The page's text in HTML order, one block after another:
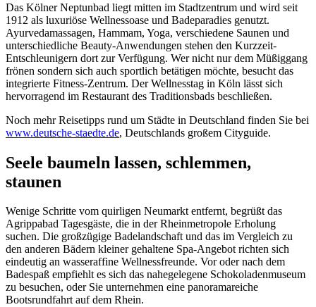
Das Kölner Neptunbad liegt mitten im Stadtzentrum und wird seit
1912 als luxuriöse Wellnessoase und Badeparadies genutzt.
Ayurvedamassagen, Hammam, Yoga, verschiedene Saunen und
unterschiedliche Beauty-Anwendungen stehen den Kurzzeit-
Entschleunigern dort zur Verfügung. Wer nicht nur dem Müßiggang
frönen sondern sich auch sportlich betätigen möchte, besucht das
integrierte Fitness-Zentrum. Der Wellnesstag in Köln lässt sich
hervorragend im Restaurant des Traditionsbads beschließen.
Noch mehr Reisetipps rund um Städte in Deutschland finden Sie bei
www.deutsche-staedte.de, Deutschlands großem Cityguide.
Seele baumeln lassen, schlemmen,
staunen
Wenige Schritte vom quirligen Neumarkt entfernt, begrüßt das
Agrippabad Tagesgäste, die in der Rheinmetropole Erholung
suchen. Die großzügige Badelandschaft und das im Vergleich zu
den anderen Bädern kleiner gehaltene Spa-Angebot richten sich
eindeutig an wasseraffine Wellnessfreunde. Vor oder nach dem
Badespaß empfiehlt es sich das nahegelegene Schokoladenmuseum
zu besuchen, oder Sie unternehmen eine panoramareiche
Bootsrundfahrt auf dem Rhein.